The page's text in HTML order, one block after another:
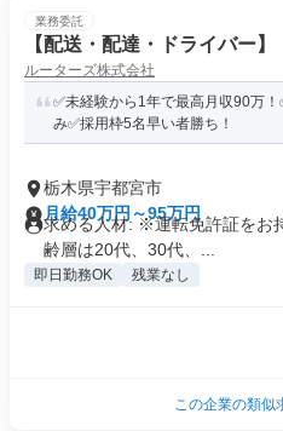
業務委託
【配送・配達・ドライバー】
ルーターズ株式会社
✅未経験から1年で最高月収90万
み✅採用枠5名早い者勝ち！
栃木県宇都宮市
月給40万円～95万円
求める人材: ※運転免許証をお
齢層は20代、30代、...
即日勤務OK 残業なし
この企業の類似